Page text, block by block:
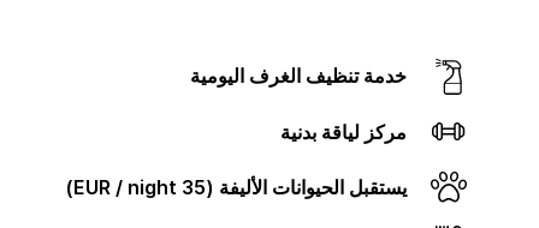
خدمة تنظيف الغرف اليومية
مركز لياقة بدنية
يستقبل الحيوانات الأليفة (35 EUR / night)